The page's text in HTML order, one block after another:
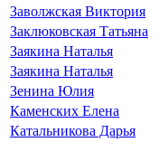
Заволжская Виктория
Заклюковская Татьяна
Заякина Наталья
Заякина Наталья
Зенина Юлия
Каменских Елена
Катальникова Дарья